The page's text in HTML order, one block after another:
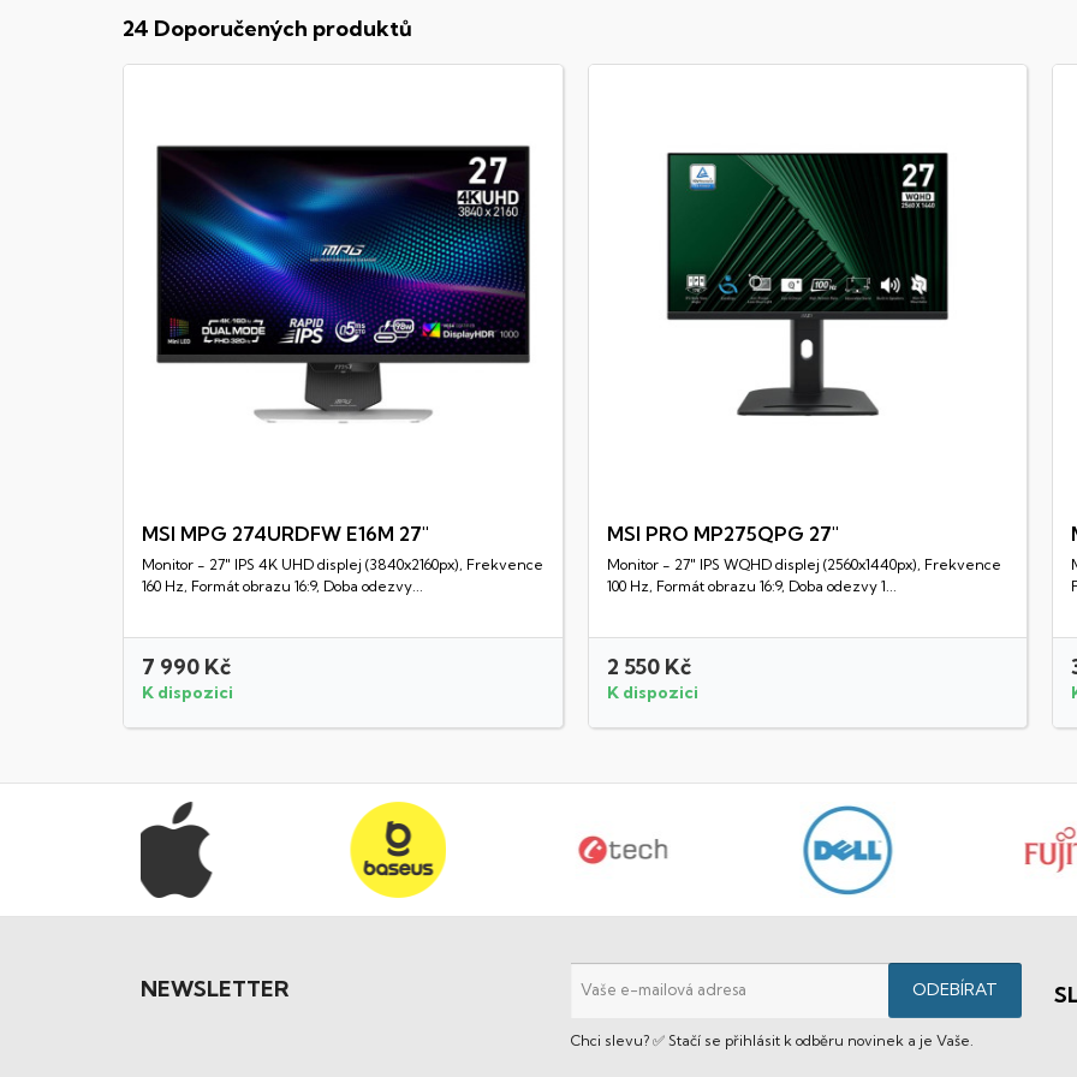
24 Doporučených produktů
Rychlý náhled
MSI MPG 274URDFW E16M 27"
Monitor - 27" IPS 4K UHD displej (3840x2160px), Frekvence
160 Hz, Formát obrazu 16:9, Doba odezvy...
7 990 Kč
K dispozici
Rychlý náhled
MSI PRO MP275QPG 27"
Monitor - 27" IPS WQHD displej (2560x1440px), Frekvence
100 Hz, Formát obrazu 16:9, Doba odezvy 1...
2 550 Kč
K dispozici
NEWSLETTER
Chci slevu? ✅ Stačí se přihlásit k odběru novinek a je Vaše.